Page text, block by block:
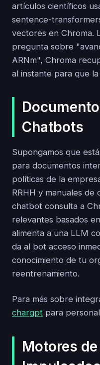
artículos científicos
sentence-
vectores en Chroma.
pregunta sobre
ARNm", Chroma
al instante para que
Chatbots
Supongamos que
para documentos
políticas de la
RRHH y manuales de
chatbot consulta a
relevantes basados
alimenta a una LLM
da al bot acceso
conocimiento de tu
reentrenamiento.
Para más sobre
chargpt para
Motores